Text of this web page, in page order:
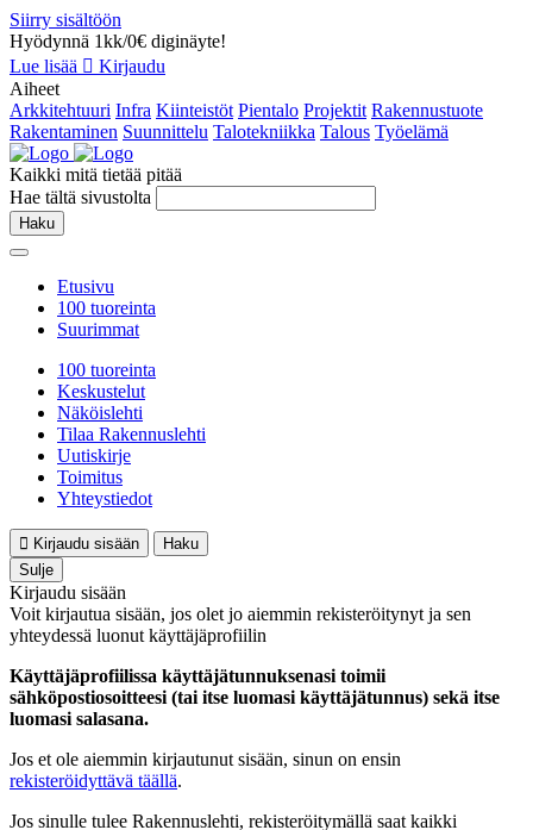
Siirry sisältöön
Hyödynnä 1kk/0€ diginäyte!
Lue lisää
Kirjaudu
Aiheet
Arkkitehtuuri Infra Kiinteistöt Pientalo Projektit Rakennustuote
Rakentaminen Suunnittelu Talotekniikka Talous Työelämä
Kaikki mitä tietää pitää
Hae tältä sivustolta
Haku
Etusivu
100 tuoreinta
Suurimmat
100 tuoreinta
Keskustelut
Näköislehti
Tilaa Rakennuslehti
Uutiskirje
Toimitus
Yhteystiedot
Kirjaudu sisään
Haku
Sulje
Kirjaudu sisään
Voit kirjautua sisään, jos olet jo aiemmin rekisteröitynyt ja sen
yhteydessä luonut käyttäjäprofiilin
Käyttäjäprofiilissa käyttäjätunnuksenasi toimii
sähköpostiosoitteesi (tai itse luomasi käyttäjätunnus) sekä itse
luomasi salasana.
Jos et ole aiemmin kirjautunut sisään, sinun on ensin
rekisteröidyttävä täällä.
Jos sinulle tulee Rakennuslehti, rekisteröitymällä saat kaikki